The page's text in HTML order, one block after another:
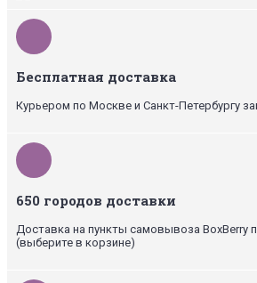
Бесплатная доставка
Курьером по Москве и Санкт-Петербургу
650 городов доставки
Доставка на пункты самовывоза BoxBerry
(выберите в корзине)